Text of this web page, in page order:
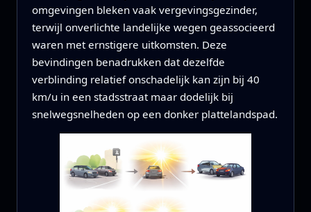
omgevingen bleken vaak vergevingsgezinder,
terwijl onverlichte landelijke wegen geassocieerd
waren met ernstigere uitkomsten. Deze
bevindingen benadrukken dat dezelfde
verblinding relatief onschadelijk kan zijn bij 40
km/u in een stadsstraat maar dodelijk bij
snelwegsnelheden op een donker plattelandspad.